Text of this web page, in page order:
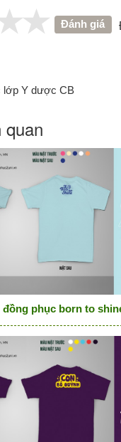
Đánh giá
lớp Y dược CB
quan
đồng phục born to